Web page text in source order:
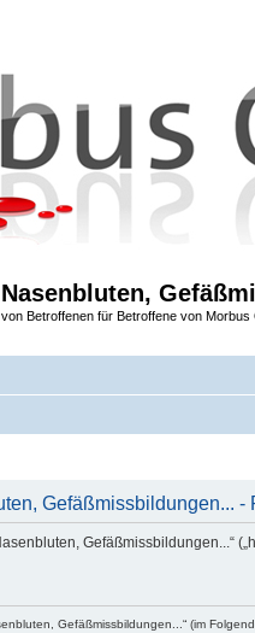
Betroffenen für Betroffene von
Gefäßmissbildungen... -
Gefäßmissbildungen...“
Gefäßmissbildungen...“ (im